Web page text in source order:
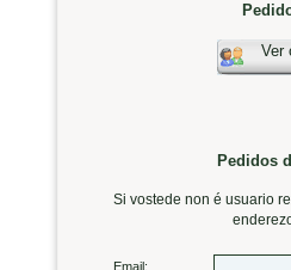
Ver
Pedidos
Si vostede non é usuario
Email: